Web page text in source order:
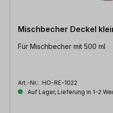
Mischbecher Deckel
Für Mischbecher mit 500 ml
Art.-Nr.: HO-RE-1022
Auf Lager, Lieferung in 1-2